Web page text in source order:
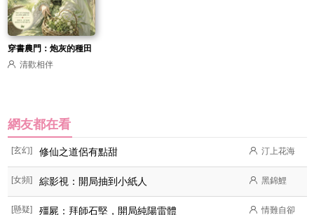
穿書農門：炮灰的種田
發家之路
清歡相伴
網友都在看
[玄幻] 修仙之道侶有點甜 汀上花海
[女頻] 綜影視：開局抽到小紙人 黑錦鯉
[懸疑] 殭屍：拜師石堅，開局純陽雷體 情難自卻